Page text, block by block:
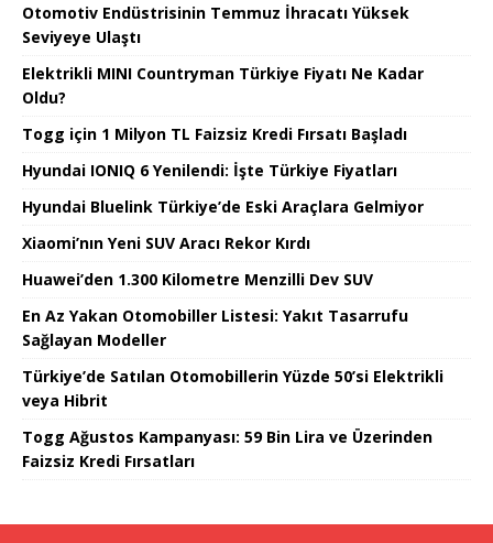
Otomotiv Endüstrisinin Temmuz İhracatı Yüksek
Seviyeye Ulaştı
Elektrikli MINI Countryman Türkiye Fiyatı Ne Kadar
Oldu?
Togg için 1 Milyon TL Faizsiz Kredi Fırsatı Başladı
Hyundai IONIQ 6 Yenilendi: İşte Türkiye Fiyatları
Hyundai Bluelink Türkiye’de Eski Araçlara Gelmiyor
Xiaomi’nın Yeni SUV Aracı Rekor Kırdı
Huawei’den 1.300 Kilometre Menzilli Dev SUV
En Az Yakan Otomobiller Listesi: Yakıt Tasarrufu
Sağlayan Modeller
Türkiye’de Satılan Otomobillerin Yüzde 50’si Elektrikli
veya Hibrit
Togg Ağustos Kampanyası: 59 Bin Lira ve Üzerinden
Faizsiz Kredi Fırsatları